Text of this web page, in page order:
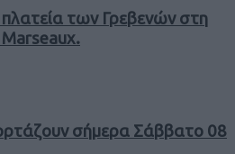
πλατεία των Γρεβενών στη
Marseaux.
σήμερα Σάββατο 08